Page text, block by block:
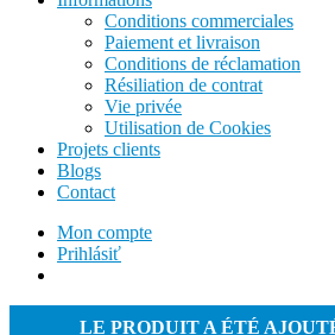
Conditions commerciales
Paiement et livraison
Conditions de réclamation
Résiliation de contrat
Vie privée
Utilisation de Cookies
Projets clients
Blogs
Contact
Mon compte
Prihlásiť
LE PRODUIT A ÉTÉ